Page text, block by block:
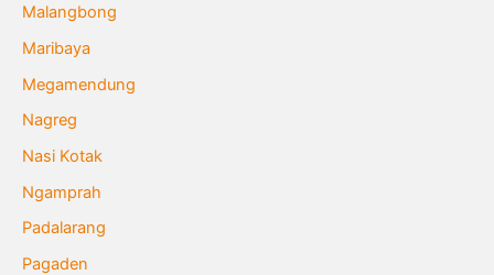
Malangbong
Maribaya
Megamendung
Nagreg
Nasi Kotak
Ngamprah
Padalarang
Pagaden